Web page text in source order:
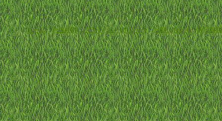
ホーム-利用規約-プライバシーポリシー-お問い合わせ-特定商